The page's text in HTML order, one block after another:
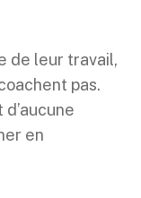
de leur travail,
pas.
en